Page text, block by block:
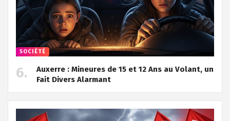
SOCIÉTÉ
Auxerre : Mineures de 15 et 12 Ans au Volant, un
Fait Divers Alarmant